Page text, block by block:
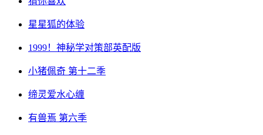
星星狐的体验
1999！神秘学对策部英配版
小猪佩奇 第十二季
缔灵爱水心缠
有兽焉 第六季